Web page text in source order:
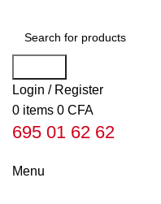
Login / Register
0 items 0 CFA
695 01 62 62
Menu